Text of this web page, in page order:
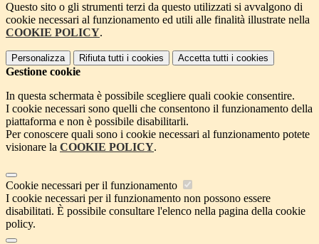
Questo sito o gli strumenti terzi da questo utilizzati si avvalgono di
cookie necessari al funzionamento ed utili alle finalità illustrate nella
COOKIE POLICY.
Personalizza Rifiuta tutti i cookies Accetta tutti i cookies
Gestione cookie
In questa schermata è possibile scegliere quali cookie consentire.
I cookie necessari sono quelli che consentono il funzionamento della
piattaforma e non è possibile disabilitarli.
Per conoscere quali sono i cookie necessari al funzionamento potete
visionare la COOKIE POLICY.
Cookie necessari per il funzionamento
I cookie necessari per il funzionamento non possono essere
disabilitati. È possibile consultare l'elenco nella pagina della cookie
policy.